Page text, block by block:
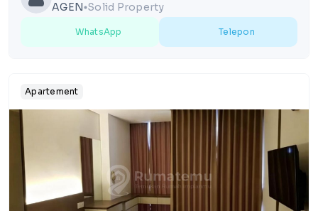
AGEN lens Solid Property
WhatsApp Telepon
Apartement